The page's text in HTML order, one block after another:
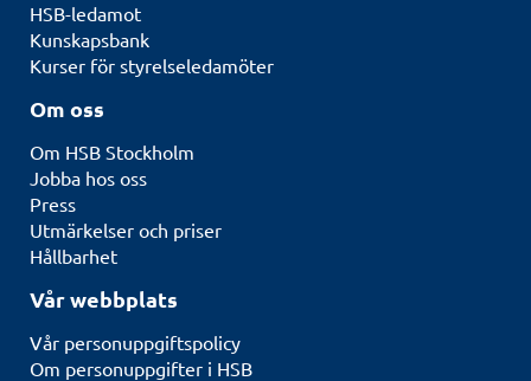
HSB-ledamot
Kunskapsbank
Kurser för styrelseledamöter
Om oss
Om HSB Stockholm
Jobba hos oss
Press
Utmärkelser och priser
Hållbarhet
Vår webbplats
Vår personuppgiftspolicy
Om personuppgifter i HSB